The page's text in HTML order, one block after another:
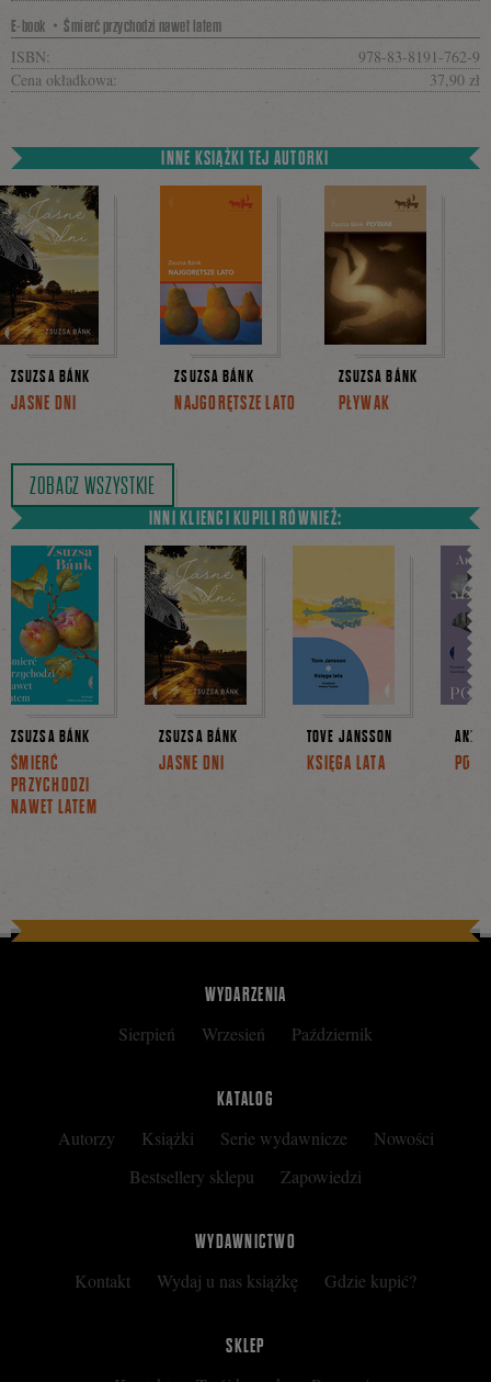
E-book・Śmierć przychodzi nawet latem
ISBN:
978-83-8191-762-9
Cena okładkowa:
37,90 zł
INNE KSIĄŻKI TEJ AUTORKI
ZSUZSA BÁNK
JASNE DNI
ZSUZSA BÁNK
NAJGORĘTSZE LATO
ZSUZSA BÁNK
PŁYWAK
ZOBACZ WSZYSTKIE
INNI KLIENCI KUPILI RÓWNIEŻ:
ZSUZSA BÁNK
ŚMIERĆ
PRZYCHODZI
NAWET LATEM
ZSUZSA BÁNK
JASNE DNI
TOVE JANSSON
KSIĘGA LATA
WYDARZENIA
Sierpień Wrzesień Październik
KATALOG
Autorzy Książki Serie wydawnicze
Nowości
Bestsellery sklepu
Zapowiedzi
WYDAWNICTWO
Kontakt Wydaj u nas książkę Gdzie kupić?
SKLEP